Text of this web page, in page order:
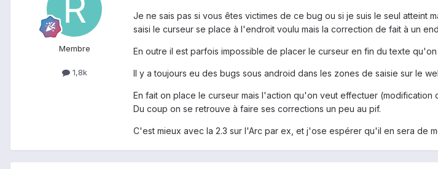
Membre
1,8k
Je ne sais pas si vous êtes victimes de ce bug ou si je suis le seul atteint
saisi le curseur se place à l'endroit voulu mais la correction de fait à un
En outre il est parfois impossible de placer le curseur en fin du texte
Il y a toujours eu des bugs sous android dans les zones de saisie sur le
En fait on place le curseur mais l'action qu'on veut effectuer
Du coup on se retrouve à faire ses corrections un peu au pif.
C'est mieux avec la 2.3 sur l'Arc par ex, et j'ose espérer qu'il en sera de